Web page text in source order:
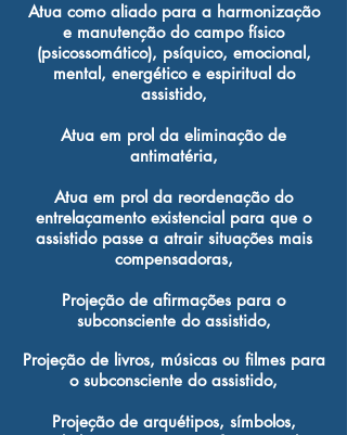
Atua como aliado para a harmonização
e manutenção do campo físico
(psicossomático), psíquico, emocional,
mental, energético e espiritual do
assistido,
Atua em prol da eliminação de
antimatéria,
Atua em prol da reordenação do
entrelaçamento existencial para que o
assistido passe a atrair situações mais
compensadoras,
Projeção de afirmações para o
subconsciente do assistido,
Projeção de livros, músicas ou filmes para
o subconsciente do assistido,
Projeção de arquétipos, símbolos,